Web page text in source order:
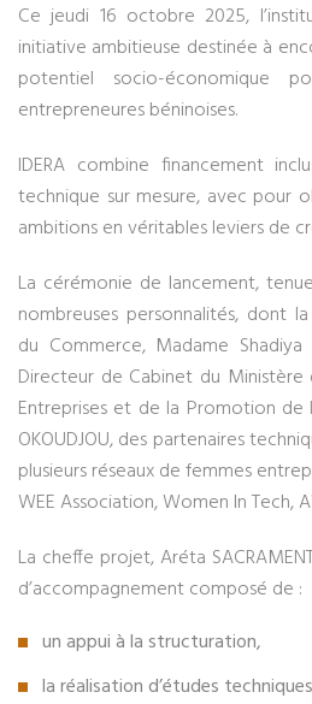
Ce jeudi 16 octobre 2025,
initiative ambitieuse destinée à
potentiel socio-économique
entrepreneures béninoises.
IDERA combine financement
technique sur mesure, avec pour
ambitions en véritables leviers de
La cérémonie de lancement,
nombreuses personnalités, dont
du Commerce, Madame Shadiya
Directeur de Cabinet du
Entreprises et de la Promotion de
OKOUDJOU, des partenaires
plusieurs réseaux de femmes
WEE Association, Women In Tech,
La cheffe projet, Aréta
d’accompagnement composé de :
un appui à la structuration,
la réalisation d’études